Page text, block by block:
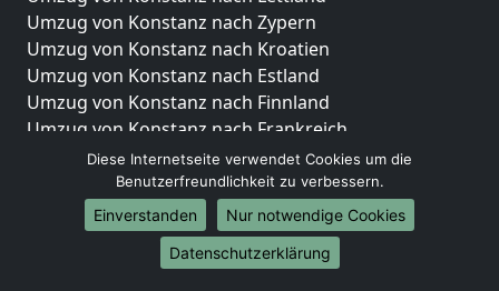
Umzug von Konstanz nach Zypern
Umzug von Konstanz nach Kroatien
Umzug von Konstanz nach Estland
Umzug von Konstanz nach Finnland
Umzug von Konstanz nach Frankreich
Umzug von Konstanz nach Griechenland
Umzug von Konstanz nach Italien
Umzug von Konstanz nach Liechtenstein
Umzug von Konstanz nach Luxemburg
Umzug von Konstanz nach Niederlande
Diese Internetseite verwendet Cookies um die
Benutzerfreundlichkeit zu verbessern.
Einverstanden
Nur notwendige Cookies
Datenschutzerklärung